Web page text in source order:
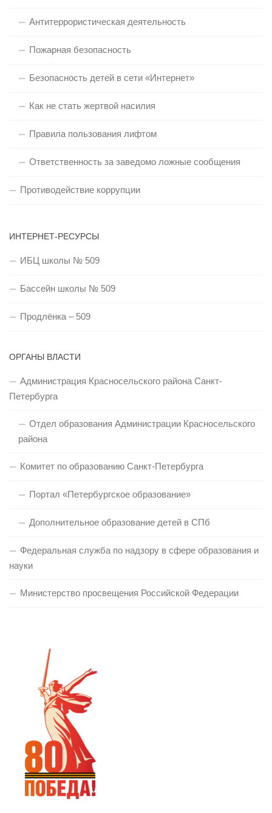
Антитеррористическая деятельность
Пожарная безопасность
Безопасность детей в сети «Интернет»
Как не стать жертвой насилия
Правила пользования лифтом
Ответственность за заведомо ложные сообщения
Противодействие коррупции
ИНТЕРНЕТ-РЕСУРСЫ
ИБЦ школы № 509
Бассейн школы № 509
Продлёнка – 509
ОРГАНЫ ВЛАСТИ
Администрация Красносельского района Санкт-
Петербурга
Отдел образования Администрации Красносельского
района
Комитет по образованию Санкт-Петербурга
Портал «Петербургское образование»
Дополнительное образование детей в СПб
Федеральная служба по надзору в сфере образования и
науки
Министерство просвещения Российской Федерации